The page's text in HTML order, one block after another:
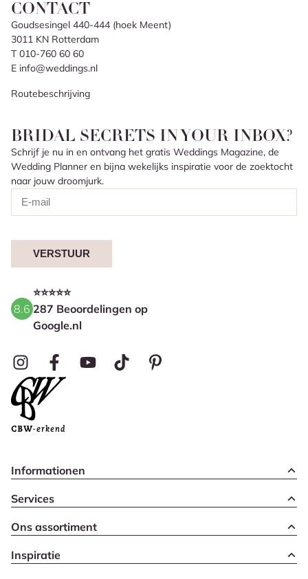
CONTACT
Goudsesingel 440-444 (hoek Meent)
3011 KN Rotterdam
T 010-760 60 60
E info@weddings.nl
Routebeschrijving
BRIDAL SECRETS IN YOUR INBOX?
Schrijf je nu in en ontvang het gratis Weddings Magazine, de
Wedding Planner en bijna wekelijks inspiratie voor de zoektocht
naar jouw droomjurk.
VERSTUUR
8.6
⭐⭐⭐⭐⭐
287 Beoordelingen op
Google.nl
Informationen
Services
Ons assortiment
Inspiratie